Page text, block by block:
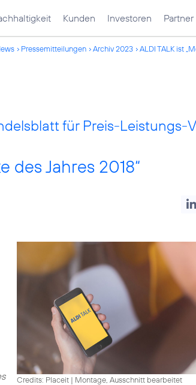
Kunden Investoren Partner
Pressemitteilungen Archiv 2023 ALDI TALK ist
für Preis-Leistungs-
des Jahres 2018“
Credits: Placeit| Montage, Ausschnitt bearbeitet